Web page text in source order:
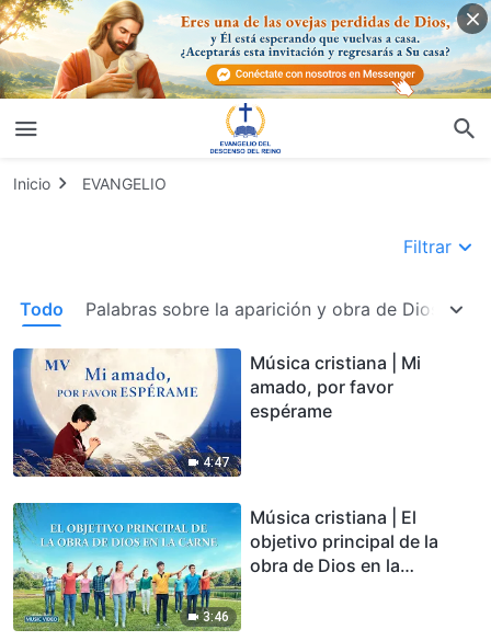
Inicio EVANGELIO
Filtrar
Todo Palabras sobre la aparición y obra de Dios
4:47
Música cristiana | Mi
amado, por favor
espérame
3:46
Música cristiana | El
objetivo principal de la
obra de Dios en la